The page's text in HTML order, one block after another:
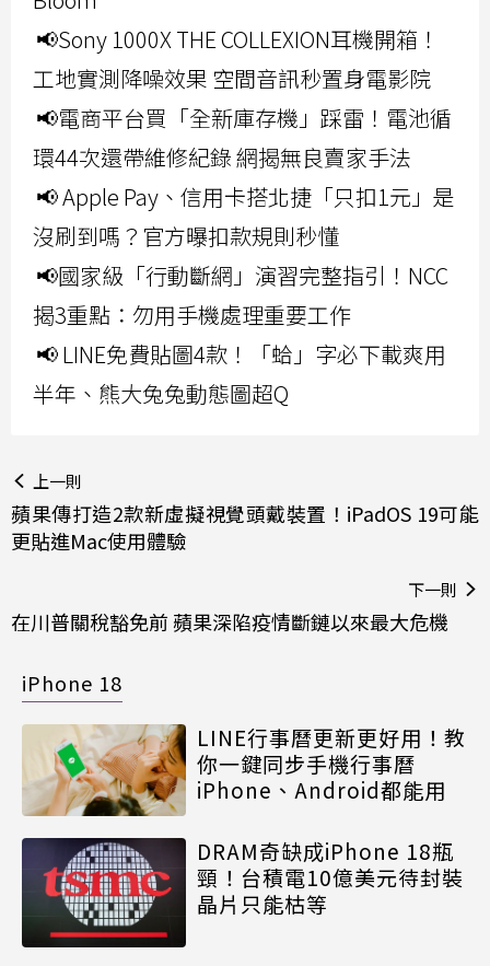
📢Sony 1000X THE COLLEXION耳機開箱！
工地實測降噪效果 空間音訊秒置身電影院
📢電商平台買「全新庫存機」踩雷！電池循
環44次還帶維修紀錄 網揭無良賣家手法
📢 Apple Pay、信用卡搭北捷「只扣1元」是
沒刷到嗎？官方曝扣款規則秒懂
📢國家級「行動斷網」演習完整指引！NCC
揭3重點：勿用手機處理重要工作
📢 LINE免費貼圖4款！「蛤」字必下載爽用
半年、熊大兔兔動態圖超Q
上一則
蘋果傳打造2款新虛擬視覺頭戴裝置！iPadOS 19可能
更貼進Mac使用體驗
下一則
在川普關稅豁免前 蘋果深陷疫情斷鏈以來最大危機
iPhone 18
LINE行事曆更新更好用！教
你一鍵同步手機行事曆
iPhone、Android都能用
DRAM奇缺成iPhone 18瓶
頸！台積電10億美元待封裝
晶片只能枯等